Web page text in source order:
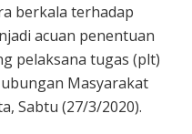
berkala terhadap
acuan penentuan
pelaksana tugas (plt)
Masyarakat
Sabtu (27/3/2020).